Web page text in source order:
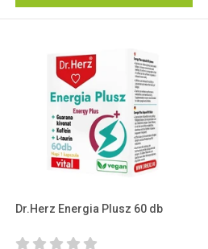
Dr.Herz Energia Plusz 60 db